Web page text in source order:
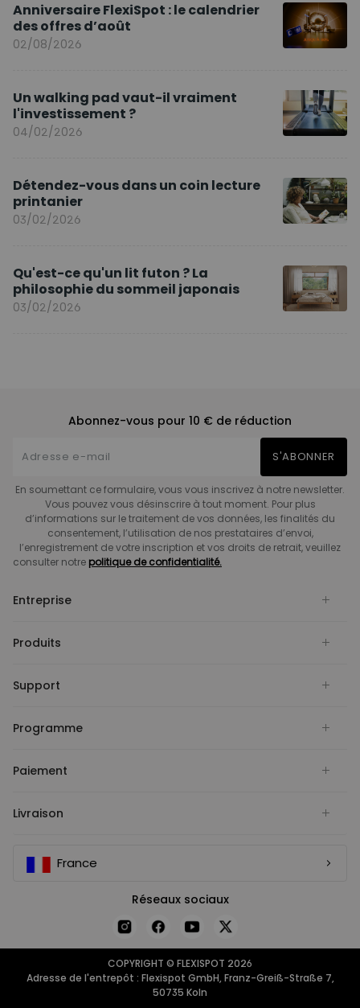
Anniversaire FlexiSpot : le calendrier
des offres d’août
02/08/2026
Un walking pad vaut-il vraiment
l'investissement ?
04/02/2026
Détendez-vous dans un coin lecture
printanier
03/02/2026
Qu'est-ce qu'un lit futon ? La
philosophie du sommeil japonais
03/02/2026
Abonnez-vous pour 10 € de réduction
S'ABONNER
En soumettant ce formulaire, vous vous inscrivez à notre newsletter.
Vous pouvez vous désinscrire à tout moment. Pour plus
d’informations sur le traitement de vos données, les finalités du
consentement, l’utilisation de nos prestataires d’envoi,
l’enregistrement de votre inscription et vos droits de retrait, veuillez
consulter notre politique de confidentialité.
Entreprise
Produits
Support
Programme
Paiement
Livraison
France
Réseaux sociaux
COPYRIGHT © FLEXISPOT 2026
Adresse de l'entrepôt : Flexispot GmbH, Franz-Greiß-Straße 7,
50735 Koln